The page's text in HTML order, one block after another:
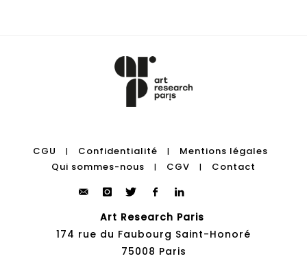
CGU | Confidentialité |
Mentions légales
Qui sommes-nous
| CGV | Contact
Art Research Paris
174 rue du Faubourg Saint-Honoré
75008 Paris